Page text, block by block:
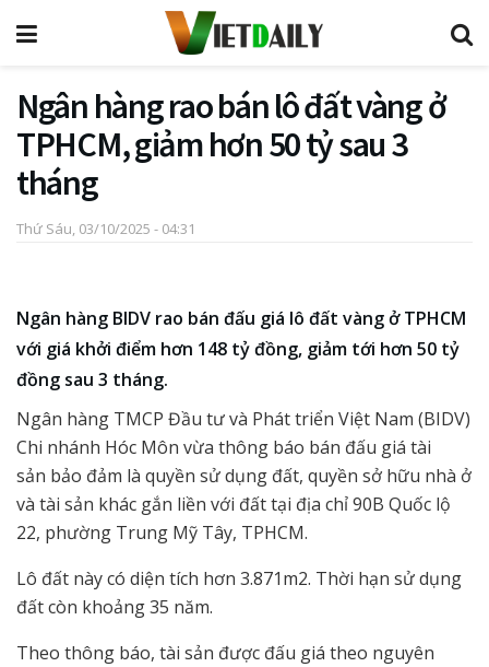
Ngân hàng rao bán lô đất vàng ở
TPHCM, giảm hơn 50 tỷ sau 3
tháng
Thứ Sáu, 03/10/2025 - 04:31
Ngân hàng BIDV rao bán đấu giá lô đất vàng ở TPHCM
với giá khởi điểm hơn 148 tỷ đồng, giảm tới hơn 50 tỷ
đồng sau 3 tháng.
Ngân hàng TMCP Đầu tư và Phát triển Việt Nam (BIDV)
Chi nhánh Hóc Môn vừa thông báo bán đấu giá tài
sản bảo đảm là quyền sử dụng đất, quyền sở hữu nhà ở
và tài sản khác gắn liền với đất tại địa chỉ 90B Quốc lộ
22, phường Trung Mỹ Tây, TPHCM.
Lô đất này có diện tích hơn 3.871m2. Thời hạn sử dụng
đất còn khoảng 35 năm.
Theo thông báo, tài sản được đấu giá theo nguyên